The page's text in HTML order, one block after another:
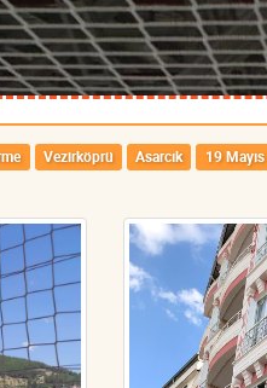
Vezirköprü Asarcık 19 Mayıs